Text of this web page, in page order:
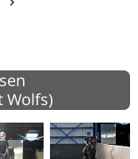
Wolfs)